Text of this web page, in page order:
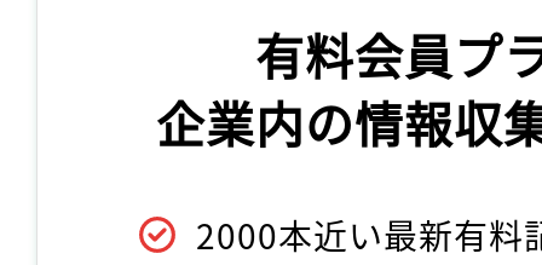
有料会員プ
企業内の情報収
2000本近い最新有料